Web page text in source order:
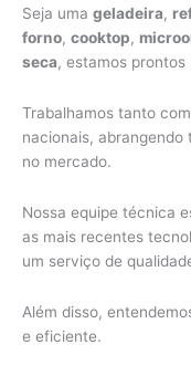
Seja uma geladeira,
forno, cooktop,
seca, estamos
Trabalhamos tanto
nacionais, abrangendo
no mercado.
Nossa equipe técnica
as mais recentes
um serviço de
Além disso,
e eficiente.